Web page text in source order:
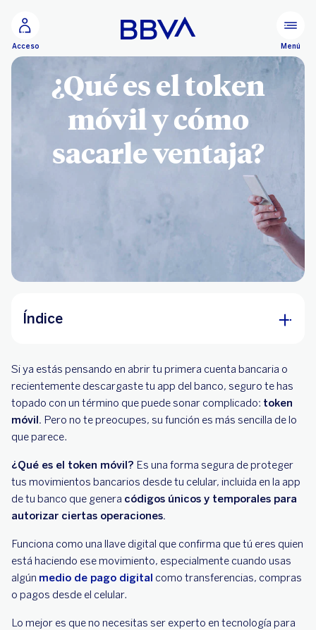
Acceso Menú
¿Qué es el token
móvil y cómo
sacarle ventaja?
Índice
¿Por qué es más seguro usar el token móvil?
¿Qué puede pasar si no activas el token móvil
a tiempo?
Si ya estás pensando en abrir tu primera cuenta bancaria o
recientemente descargaste tu app del banco, seguro te has
topado con un término que puede sonar complicado: token
móvil. Pero no te preocupes, su función es más sencilla de lo
que parece.
¿Qué es el token móvil? Es una forma segura de proteger
tus movimientos bancarios desde tu celular, incluida en la app
de tu banco que genera códigos únicos y temporales para
autorizar ciertas operaciones.
Funciona como una llave digital que confirma que tú eres quien
está haciendo ese movimiento, especialmente cuando usas
algún medio de pago digital como transferencias, compras
o pagos desde el celular.
Lo mejor es que no necesitas ser experto en tecnología para